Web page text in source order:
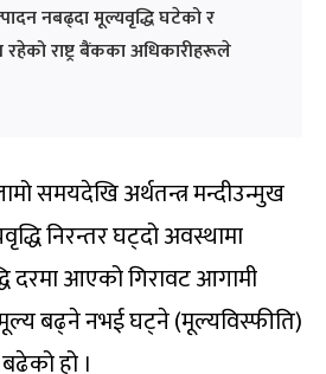
नबढ्दा मूल्यवृद्धि घटेको र
रहेको राष्ट्र बैंकका अधिकारीहरूले
समयदेखि अर्थतन्त्र मन्दीउन्मुख
निरन्तर घट्दो अवस्थामा
दरमा आएको गिरावट आगामी
बढ्ने नभई घट्ने (मूल्यविस्फीति)
हो ।